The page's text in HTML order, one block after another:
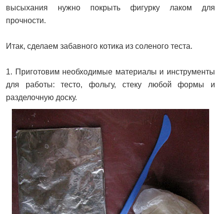
высыхания нужно покрыть фигурку лаком для
прочности.
Итак, сделаем забавного котика из соленого теста.
1. Приготовим необходимые материалы и инструменты
для работы: тесто, фольгу, стеку любой формы и
разделочную доску.